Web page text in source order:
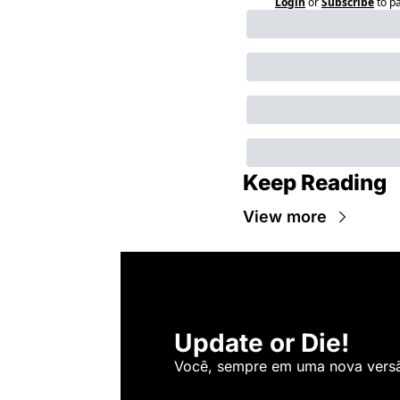
Keep Reading
View more
Update or Die!
Você, sempre em uma nova